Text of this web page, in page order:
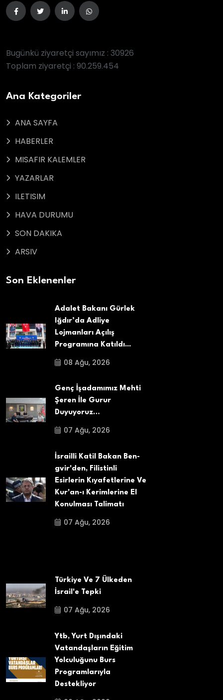
Bugünkü ziyaretçi sayımız : 30926
Toplam ziyaretçi : 90.259.454
Ana Kategoriler
ANA SAYFA
HABERLER
MISAFIR KALEMLER
YAZARLAR
ILETISIM
HAVA DURUMU
SON DAKIKA
ARSIV
Son Eklenenler
Adalet Bakanı Gürlek
Iğdır’da Adliye
Lojmanları Açılış
Programına Katıldı...
08 Ağu, 2026
Genç İşadamımız Mehti
Şeren İle Gurur
Duyuyoruz…
07 Ağu, 2026
İsrailli Katil Bakan Ben-
gvir'den, Filistinli
Esirlerin Kıyafetlerine Ve
Kur'an-ı Kerimlerine El
Konulması Talimatı
07 Ağu, 2026
Türkiye Ve 7 Ülkeden
İsrail'e Tepki
07 Ağu, 2026
Ytb, Yurt Dışındaki
Vatandaşların Eğitim
Yolculuğunu Burs
Programlarıyla
Destekliyor